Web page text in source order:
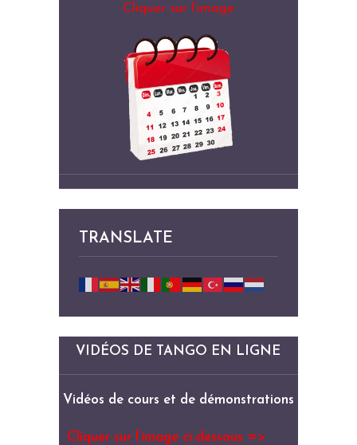
Cliquer sur l’image
TRANSLATE
VIDÉOS DE TANGO EN LIGNE
Vidéos de cours et de démonstrations
Cliquer sur l’image ci-dessous =>